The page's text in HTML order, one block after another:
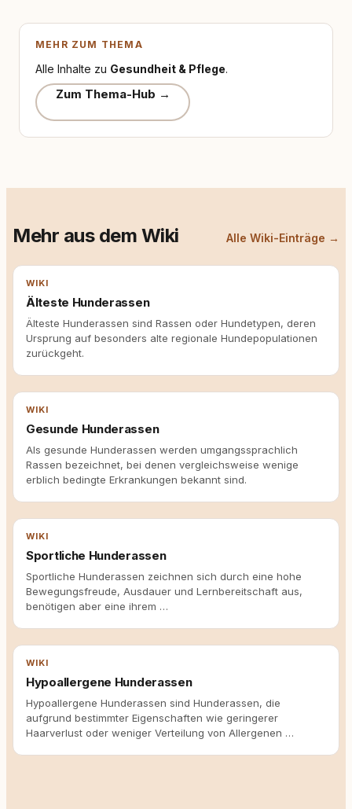
MEHR ZUM THEMA
Alle Inhalte zu Gesundheit & Pflege.
Zum Thema-Hub →
Mehr aus dem Wiki Alle Wiki-Einträge →
WIKI
Älteste Hunderassen
Älteste Hunderassen sind Rassen oder Hundetypen, deren
Ursprung auf besonders alte regionale Hundepopulationen
zurückgeht.
WIKI
Gesunde Hunderassen
Als gesunde Hunderassen werden umgangssprachlich
Rassen bezeichnet, bei denen vergleichsweise wenige
erblich bedingte Erkrankungen bekannt sind.
WIKI
Sportliche Hunderassen
Sportliche Hunderassen zeichnen sich durch eine hohe
Bewegungsfreude, Ausdauer und Lernbereitschaft aus,
benötigen aber eine ihrem …
WIKI
Hypoallergene Hunderassen
Hypoallergene Hunderassen sind Hunderassen, die
aufgrund bestimmter Eigenschaften wie geringerer
Haarverlust oder weniger Verteilung von Allergenen …